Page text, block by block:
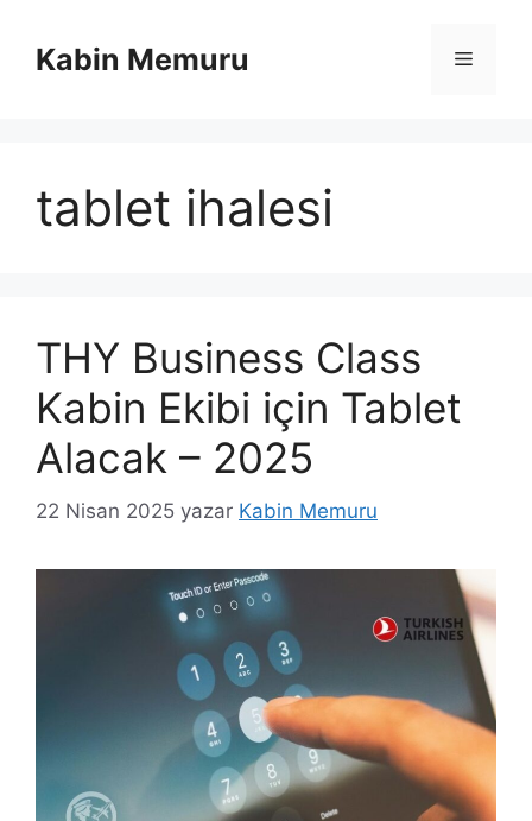
Kabin Memuru Menü
tablet ihalesi
THY Business Class
Kabin Ekibi için Tablet
Alacak – 2025
22 Nisan 2025 yazar Kabin Memuru